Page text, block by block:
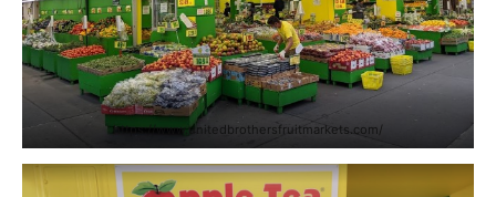
https://www.unitedbrothersfruitmarkets.com/